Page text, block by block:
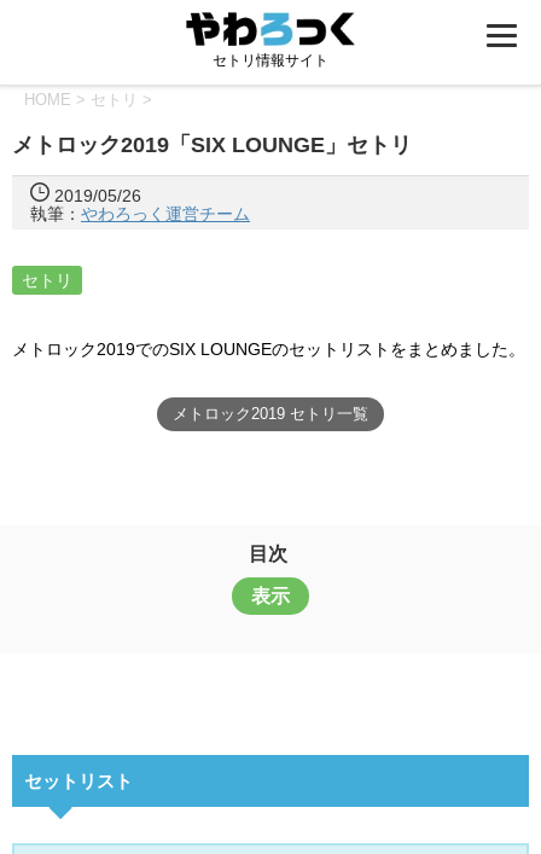
セトリ情報サイト
HOME > セトリ >
メトロック2019「SIX LOUNGE」セトリ
2019/05/26
執筆： やわろっく運営チーム
セトリ
メトロック2019でのSIX LOUNGEのセットリストをまとめました。
メトロック2019 セトリ一覧
目次
表示
セットリスト